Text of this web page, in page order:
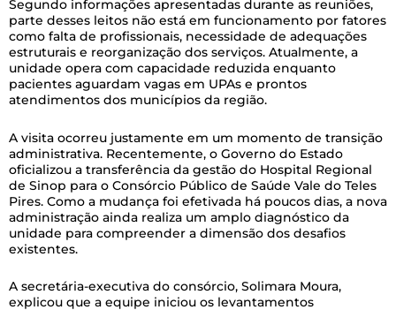
Segundo informações apresentadas durante as reuniões,
parte desses leitos não está em funcionamento por fatores
como falta de profissionais, necessidade de adequações
estruturais e reorganização dos serviços. Atualmente, a
unidade opera com capacidade reduzida enquanto
pacientes aguardam vagas em UPAs e prontos
atendimentos dos municípios da região.
A visita ocorreu justamente em um momento de transição
administrativa. Recentemente, o Governo do Estado
oficializou a transferência da gestão do Hospital Regional
de Sinop para o Consórcio Público de Saúde Vale do Teles
Pires. Como a mudança foi efetivada há poucos dias, a nova
administração ainda realiza um amplo diagnóstico da
unidade para compreender a dimensão dos desafios
existentes.
A secretária-executiva do consórcio, Solimara Moura,
explicou que a equipe iniciou os levantamentos